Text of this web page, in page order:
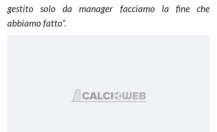
gestito solo da manager facciamo la fine che
abbiamo fatto”.